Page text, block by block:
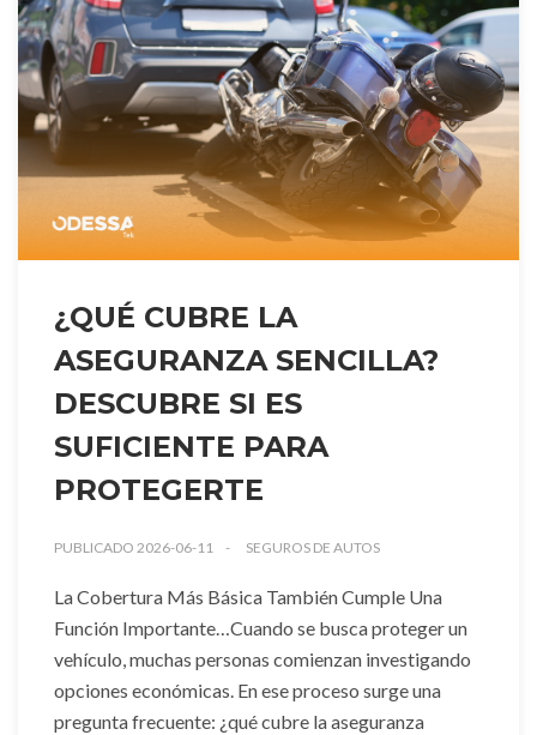
¿QUÉ CUBRE LA
ASEGURANZA SENCILLA?
DESCUBRE SI ES
SUFICIENTE PARA
PROTEGERTE
PUBLICADO 2026-06-11 SEGUROS DE AUTOS
La Cobertura Más Básica También Cumple Una
Función Importante…Cuando se busca proteger un
vehículo, muchas personas comienzan investigando
opciones económicas. En ese proceso surge una
pregunta frecuente: ¿qué cubre la aseguranza